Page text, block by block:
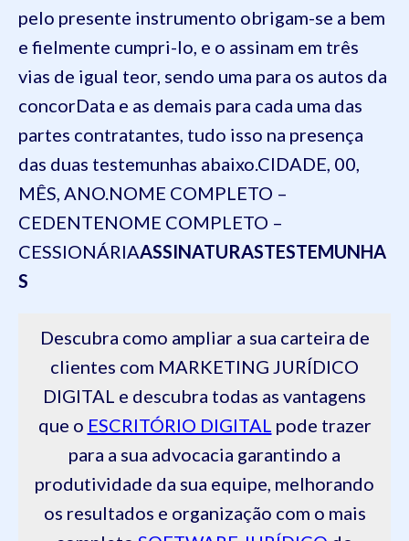
pelo presente instrumento obrigam-se a bem
e fielmente cumpri-lo, e o assinam em três
vias de igual teor, sendo uma para os autos da
concorData e as demais para cada uma das
partes contratantes, tudo isso na presença
das duas testemunhas abaixo.CIDADE, 00,
MÊS, ANO.NOME COMPLETO –
CEDENTENOME COMPLETO –
CESSIONÁRIAASSINATURASTESTEMUNHA
S
Descubra como ampliar a sua carteira de
clientes com MARKETING JURÍDICO
DIGITAL e descubra todas as vantagens
que o ESCRITÓRIO DIGITAL pode trazer
para a sua advocacia garantindo a
produtividade da sua equipe, melhorando
os resultados e organização com o mais